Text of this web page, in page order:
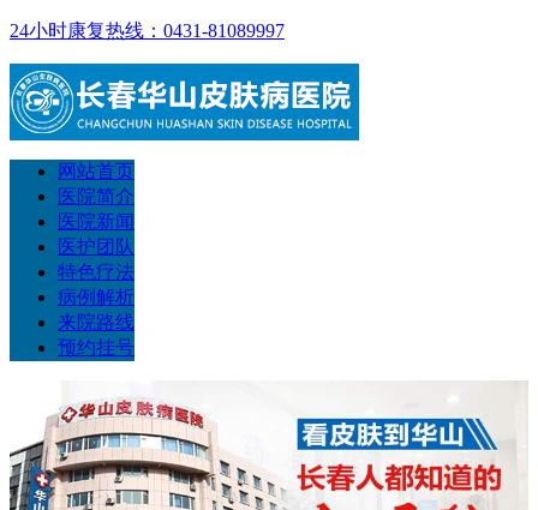
24小时康复热线：0431-81089997
网站首页
医院简介
医院新闻
医护团队
特色疗法
病例解析
来院路线
预约挂号